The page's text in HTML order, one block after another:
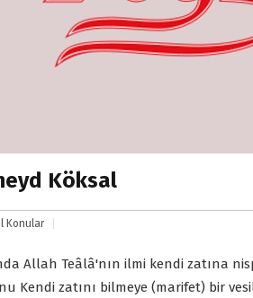
Köksal
Konular
Allah Teâlâ'nın ilmi kendi zatına
Kendi zatını bilmeye (marifet) bir